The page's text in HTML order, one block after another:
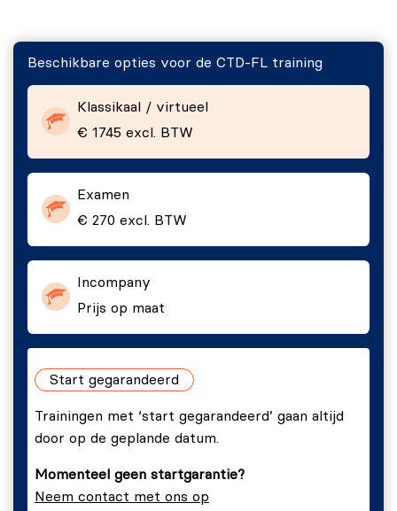
ontwikkelmethodieken.
Inleiding op Continuous Testing.
Test Driven Development (TDD) en DevOps.
Statistische analyse.
Dynamische analyse.
Integratie- en systeemtesten.
Acceptatietesten.
Hoofdstuk 3 - DevOps-specifieke testen
Gebruikersspecifiek functietesten.
upgrades.
Toggles.
Hoofdstuk 4 - Operaties binnen DevOps
Monitoring van productiesystemen.
Beschikbare opties voor de CTD-FL training
Klassikaal / virtueel
€ 1745 excl. BTW
Examen
€ 270 excl. BTW
Incompany
Prijs op maat
Start gegarandeerd
Trainingen met ‘start gegarandeerd’ gaan altijd
door op de geplande datum.
Momenteel geen startgarantie?
Neem contact met ons op